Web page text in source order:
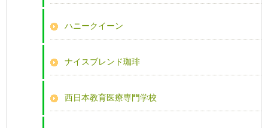
ハニークイーン
ナイスブレンド珈琲
西日本教育医療専門学校